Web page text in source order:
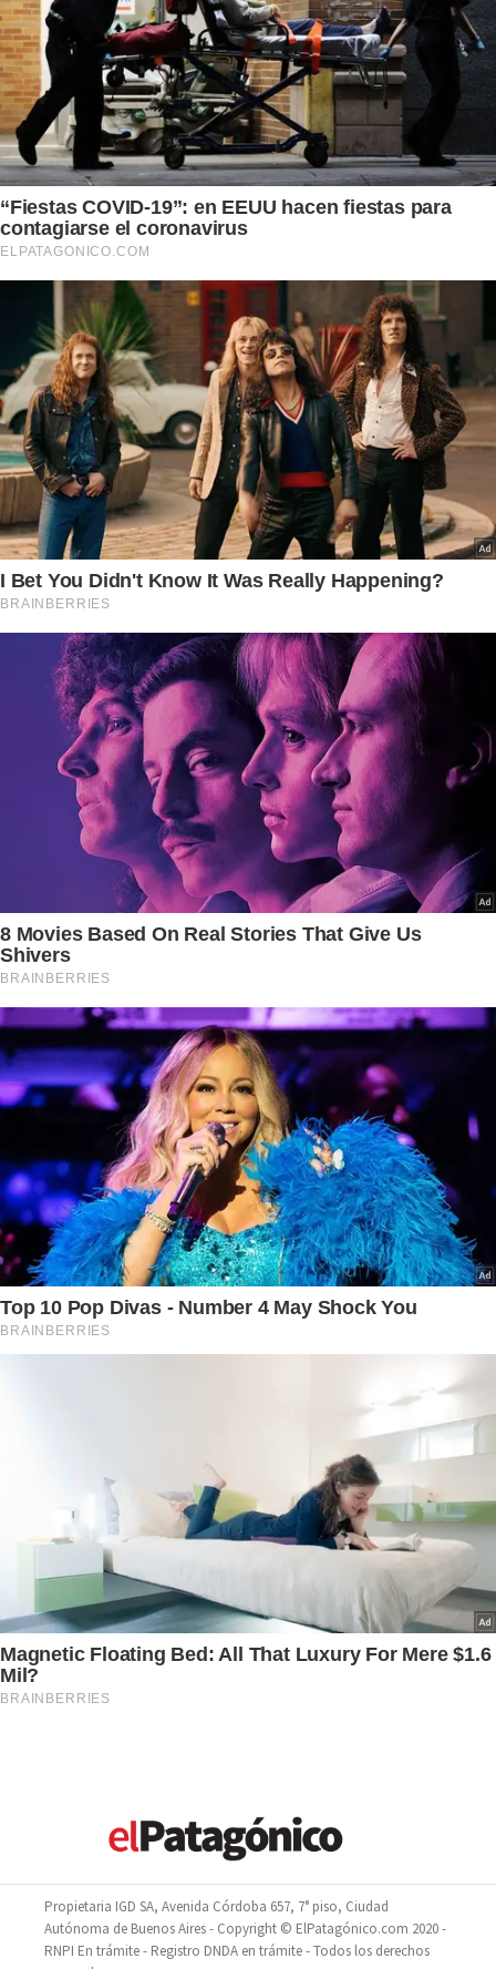
Propietaria IGD SA, Avenida Córdoba 657, 7° piso, Ciudad
Autónoma de Buenos Aires - Copyright © ElPatagónico.com 2020 -
RNPI En trámite - Registro DNDA en trámite - Todos los derechos